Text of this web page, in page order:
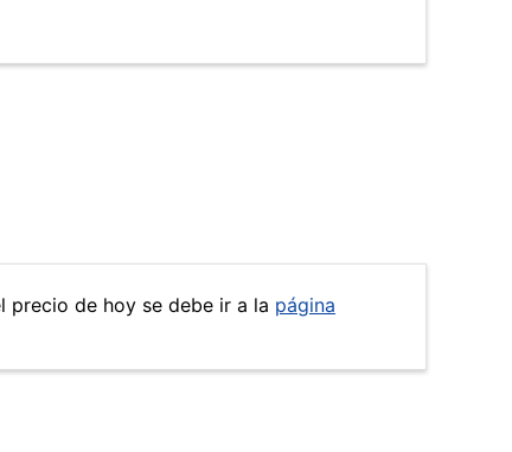
precio de hoy se debe ir a la página